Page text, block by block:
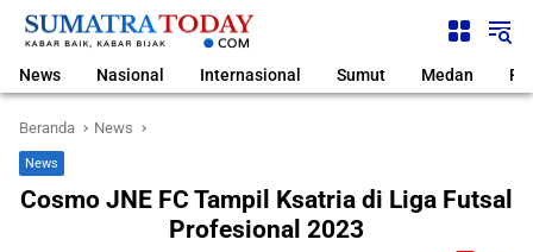
Langsung
News Nasional Internasional Sumut Medan
Beranda News
News
Cosmo JNE FC Tampil Ksatria di Liga Futsal
Profesional 2023